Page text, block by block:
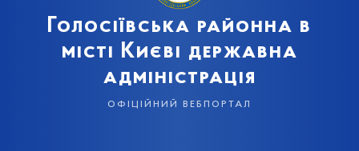
Голосіївська районна в
місті Києві державна
адміністрація
офіційний вебпортал